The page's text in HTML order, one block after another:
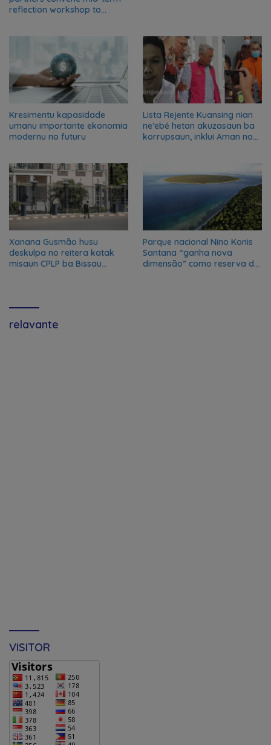
reflection workshop to
Kresimentu kapasidade
umanu importante ekonomia
modernu no futuru
Lista Rejente Kuansing nian
ne’ebé hetan akuzasaun ba
korrupsaun, inklui Aman no
Xanana Gusmão husu
deskulpa no reitera katak
misaun CPLP ba Bissau
Parque nacional Nino Konis
Santana “ganha nova
dimensão” como reserva da
relavante
VISITOR